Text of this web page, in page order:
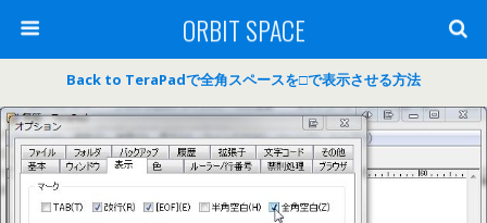
ORBIT SPACE
Back to TeraPadで全角スペースを□で表示させる方法